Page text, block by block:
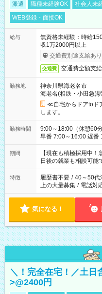
派遣 職種未経験OK 社会人未
WEB登録・面接OK
給与
無資格未経験：時給
収1万2000円以上
交通費別途支給あり
交通費 交通費全額支給
勤務地
神奈川県海老名市
海老名(相鉄・小田急)駅
≪自宅からドアtoド
します。
勤務時間
9:00～18:00（休憩60分） ■ご希望があれば下記シフト
早番 7:00～16:00 遅番 10:00～19:00
い」 「余裕を持って
たくない」 など、ご希望を
の方へ 今ご覧のお仕事
の勤務時間。 合計で
期間
【現在も積極採用中
日後の就業も相談可能
特徴 履歴書不要 / 40～50代
上の大量募集 / 電話対
気になる！
＼！完全在宅！／土日
>@2400円